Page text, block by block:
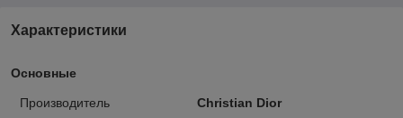
Характеристики
Основные
Производитель
Christian Dior